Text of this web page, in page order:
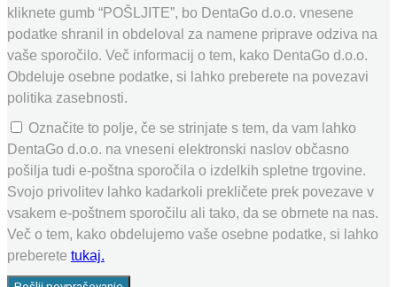
kliknete gumb “POŠLJITE”, bo DentaGo d.o.o. vnesene
podatke shranil in obdeloval za namene priprave odziva na
vaše sporočilo. Več informacij o tem, kako DentaGo d.o.o.
Obdeluje osebne podatke, si lahko preberete na povezavi
politika zasebnosti.
Označite to polje, če se strinjate s tem, da vam lahko
DentaGo d.o.o. na vneseni elektronski naslov občasno
pošilja tudi e-poštna sporočila o izdelkih spletne trgovine.
Svojo privolitev lahko kadarkoli prekličete prek povezave v
vsakem e-poštnem sporočilu ali tako, da se obrnete na nas.
Več o tem, kako obdelujemo vaše osebne podatke, si lahko
preberete tukaj.